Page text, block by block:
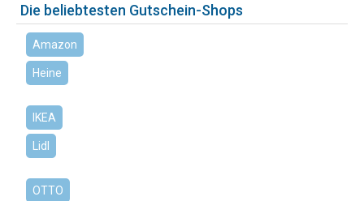
Die beliebtesten Gutschein-Shops
Amazon
Heine
IKEA
Lidl
OTTO